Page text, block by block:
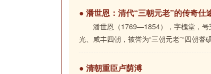
● 潘世恩：清代“三朝元老”的传奇仕
潘世恩（1769—1854），字槐堂，号
光、咸丰四朝，被誉为“三朝元老”“四朝耆
● 清朝重臣卢荫溥